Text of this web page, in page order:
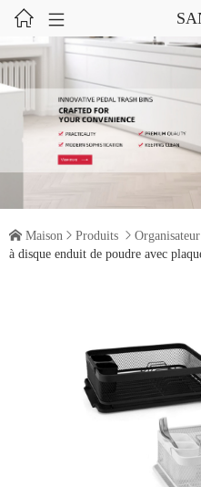
 
 Maison  Produits 
à disque enduit de poudre avec